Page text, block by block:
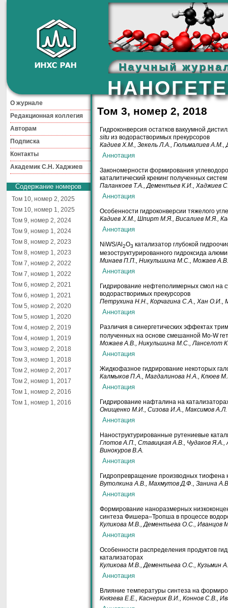
Научный
О журнале
Редакционная коллегия
Авторам
Подписка
Контакты
Академик С.Н. Хаджиев
Содержание номеров
Том 10, номер 2, 2025
Том 10, номер 1, 2025
Том 9, номер 2, 2024
Том 9, номер 1, 2024
Том 8, номер 2, 2023
Том 8, номер 1, 2023
Том 7, номер 2, 2022
Том 7, номер 1, 2022
Том 6, номер 2, 2021
Том 6, номер 1, 2021
Том 5, номер 2, 2020
Том 5, номер 1, 2020
Том 4, номер 2, 2019
Том 4, номер 1, 2019
Том 3, номер 2, 2018
Том 3, номер 1, 2018
Том 2, номер 2, 2017
Том 2, номер 1, 2017
Том 1, номер 2, 2016
Том 1, номер 1, 2016
Том 3, номер 2, 2018
Гидроконверсия остатков вакуумной
situиз водорастворимых прекурсоров
Кадиев Х.М. , Зекель Л.А. , Гюльмалиев А.М.
Закономерности формирования
каталитический крекинг полученных систем
Паланкоев Т.А. , Дементьев К.И. , Хаджиев
Особенности гидроконверсии тяжелого
Кадиев Х.М. , Шпирт М.Я. , Висалиев М.Я. ,
NiWS/Al2O3 катализатор глубокой
мезоструктурированного гидроксида
Минаев П.П., Никульшина М.С., МожаевА.В.
Гидрирование нефтеполимерных смол на
водорастворимых прекурсоров
Петрухина Н.Н. , Корчагина С.А. , Хан О.И. ,
Различия в синергетических эффектах
полученных на основе смешанной Mo-W
МожаевА.В., Никульшина М.С., Ланселот
Жидкофазное гидрирование некоторых
Калмыков П.А. , Магдалинова Н.А. , Клюев
Гидрирование нафталина на
Онищенко М.И. , Сизова И.А. , Максимов А.Л.
Наноструктурированные рутениевые
Глотов А.П. , Ставицкая А.В. , Чудаков Я.А.
Винокуров В.А.
Гидропревращение производных тиофена
Вутолкина А.В. , Махмутов Д.Ф. , Занина
Формирование наноразмерных
синтеза Фишера–Тропша в процессе
Куликова М.В. , Дементьева О.С. , Иванцов
Особенности распределения продуктов
катализаторах
Куликова М.В. Дементьева О.С. Кузьмин
Влияние температуры синтеза на
Князева Е.Е. , Каснерик В.И. , Коннов С.В. ,